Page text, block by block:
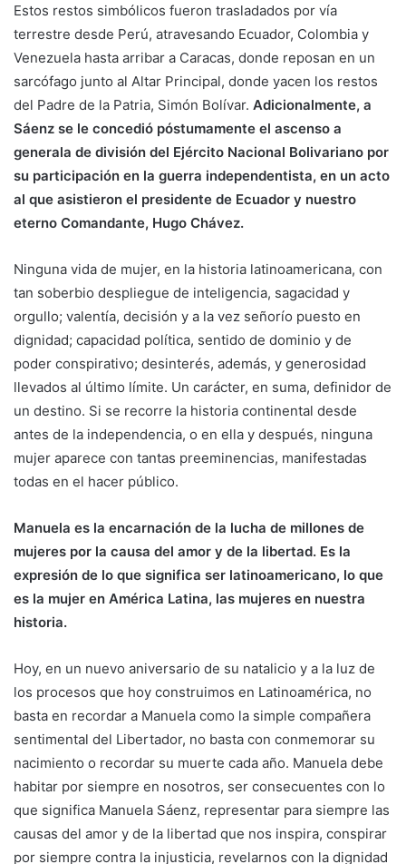
Estos restos simbólicos fueron trasladados por vía
terrestre desde Perú, atravesando Ecuador, Colombia y
Venezuela hasta arribar a Caracas, donde reposan en un
sarcófago junto al Altar Principal, donde yacen los restos
del Padre de la Patria, Simón Bolívar. Adicionalmente, a
Sáenz se le concedió póstumamente el ascenso a
generala de división del Ejército Nacional Bolivariano por
su participación en la guerra independentista, en un acto
al que asistieron el presidente de Ecuador y nuestro
eterno Comandante, Hugo Chávez.
Ninguna vida de mujer, en la historia latinoamericana, con
tan soberbio despliegue de inteligencia, sagacidad y
orgullo; valentía, decisión y a la vez señorío puesto en
dignidad; capacidad política, sentido de dominio y de
poder conspirativo; desinterés, además, y generosidad
llevados al último límite. Un carácter, en suma, definidor de
un destino. Si se recorre la historia continental desde
antes de la independencia, o en ella y después, ninguna
mujer aparece con tantas preeminencias, manifestadas
todas en el hacer público.
Manuela es la encarnación de la lucha de millones de
mujeres por la causa del amor y de la libertad. Es la
expresión de lo que significa ser latinoamericano, lo que
es la mujer en América Latina, las mujeres en nuestra
historia.
Hoy, en un nuevo aniversario de su natalicio y a la luz de
los procesos que hoy construimos en Latinoamérica, no
basta en recordar a Manuela como la simple compañera
sentimental del Libertador, no basta con conmemorar su
nacimiento o recordar su muerte cada año. Manuela debe
habitar por siempre en nosotros, ser consecuentes con lo
que significa Manuela Sáenz, representar para siempre las
causas del amor y de la libertad que nos inspira, conspirar
por siempre contra la injusticia, revelarnos con la dignidad